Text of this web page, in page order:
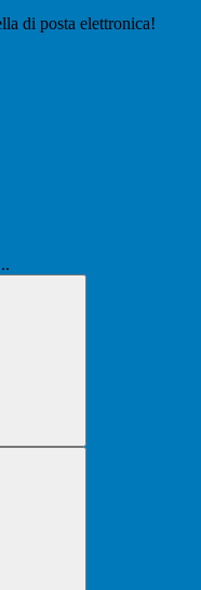
di posta elettronica!